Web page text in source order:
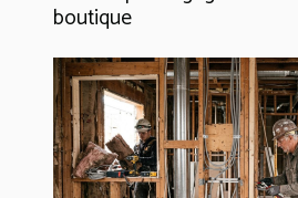
boutique